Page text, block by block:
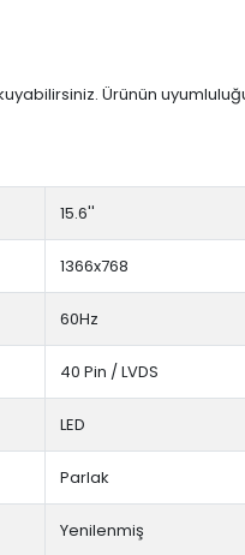
Ürünün
15.6''
1366x768
60Hz
40 Pin / LVDS
LED
Parlak
Yenilenmiş